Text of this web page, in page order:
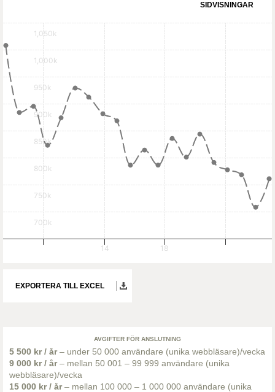
SIDVISNINGAR
700k
750k
800k
850k
900k
950k
1,000k
1,050k
14 18
EXPORTERA TILL EXCEL
AVGIFTER FÖR ANSLUTNING
5 500 kr / år– under 50 000 användare (unika webbläsare)/vecka
9 000 kr / år– mellan 50 001 – 99 999 användare (unika
webbläsare)/vecka
15 000 kr / år– mellan 100 000 – 1 000 000 användare (unika